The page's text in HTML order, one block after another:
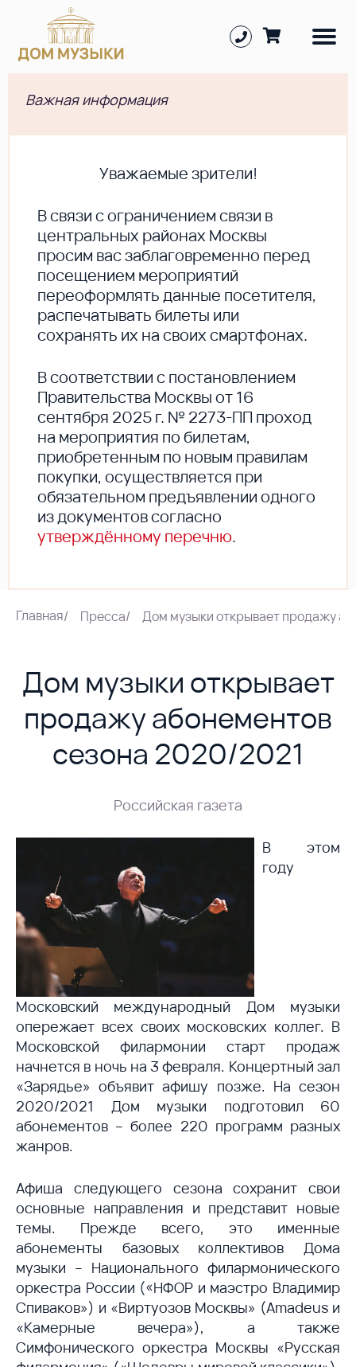
Важная информация
Уважаемые зрители!
В cвязи с ограничением связи в
центральных районах Москвы
просим вас заблаговременно перед
посещением мероприятий
переоформлять данные посетителя,
распечатывать билеты или
сохранять их на своих смартфонах.
В соответствии с постановлением
Правительства Москвы от 16
сентября 2025 г. № 2273-ПП проход
на мероприятия по билетам,
приобретенным по новым правилам
покупки, осуществляется при
обязательном предъявлении одного
из документов согласно
утверждённому перечню.
Главная/ Пресса/ Дом музыки открывает продажу
Дом музыки открывает
продажу абонементов
сезона 2020/2021
Российская газета
В этом
году
Московский международный Дом музыки
опережает всех своих московских коллег. В
Московской филармонии старт продаж
начнется в ночь на 3 февраля. Концертный зал
«Зарядье» объявит афишу позже. На сезон
2020/2021 Дом музыки подготовил 60
абонементов – более 220 программ разных
жанров.
Афиша следующего сезона сохранит свои
основные направления и представит новые
темы. Прежде всего, это именные
абонементы базовых коллективов Дома
музыки – Национального филармонического
оркестра России («НФОР и маэстро Владимир
Спиваков») и «Виртуозов Москвы» (Amadeus и
«Камерные вечера»), а также
Симфонического оркестра Москвы «Русская